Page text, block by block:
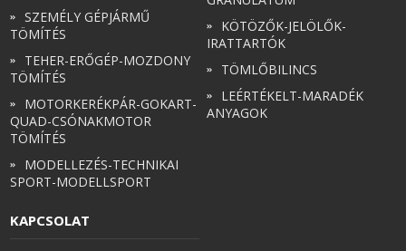
SZEMÉLY GÉPJÁRMŰ
TÖMÍTÉS
TEHER-ERŐGÉP-MOZDONY
TÖMÍTÉS
MOTORKERÉKPÁR-GOKART-
QUAD-CSÓNAKMOTOR
TÖMÍTÉS
MODELLEZÉS-TECHNIKAI
SPORT-MODELLSPORT
KÖTÖZŐK-JELÖLŐK-
IRATTARTÓK
TÖMLŐBILINCS
LEÉRTÉKELT-MARADÉK
ANYAGOK
KAPCSOLAT